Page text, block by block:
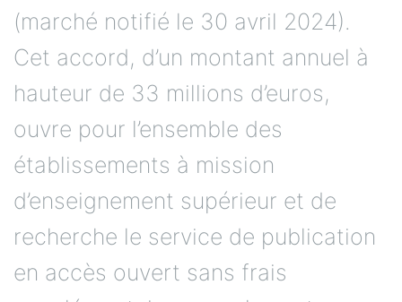
(marché notifié le 30 avril 2024).
Cet accord, d’un montant annuel à
hauteur de 33 millions d’euros,
ouvre pour l’ensemble des
établissements à mission
d’enseignement supérieur et de
recherche le service de publication
en accès ouvert sans frais